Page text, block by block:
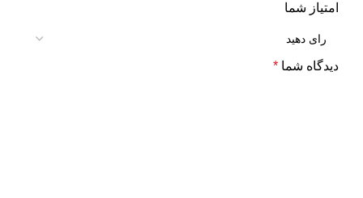
امتیاز شما
دیدگاه شما *